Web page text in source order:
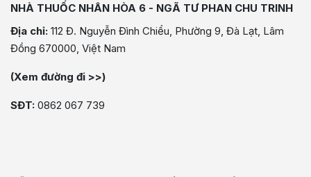
NHÀ THUỐC NHÂN HÒA 6 - NGÃ TƯ PHAN CHU TRINH
Địa chỉ: 112 Đ. Nguyễn Đình Chiểu, Phường 9, Đà Lạt, Lâm
Đồng 670000, Việt Nam
(Xem đường đi >>)
SĐT: 0862 067 739